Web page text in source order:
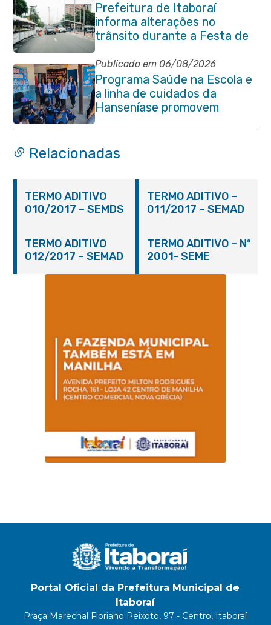
Prefeitura de Itaboraí
informa alterações no
trânsito durante a Festa de
São Pedro Apóstolo
Publicado em 06/08/2026
Programa Saúde na Escola e
a linha de cuidados da
Hanseníase promovem
conscientização sobre
hanseníase na E.M Adelaide
de Magalhães Seabra
Relacionadas
TERMO ADITIVO
010/2017 – SEMDS
TERMO ADITIVO –
011/2017 – SEMAD
TERMO ADITIVO
012/2017 – SEMAD
TERMO ADITIVO – Nº
2001- SEME
Portal Oficial da Prefeitura Municipal de
Itaboraí
Praça Marechal Floriano Peixoto, 97 - Centro, Itaboraí